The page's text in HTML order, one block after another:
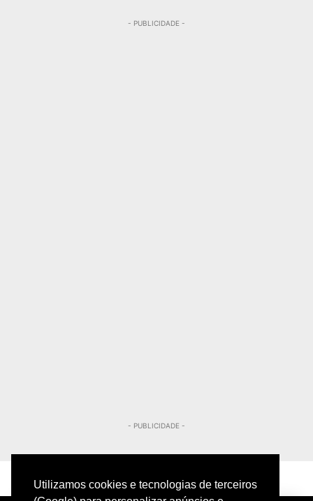
Utilizamos cookies e tecnologias de terceiros
- PUBLICIDADE -
- PUBLICIDADE -